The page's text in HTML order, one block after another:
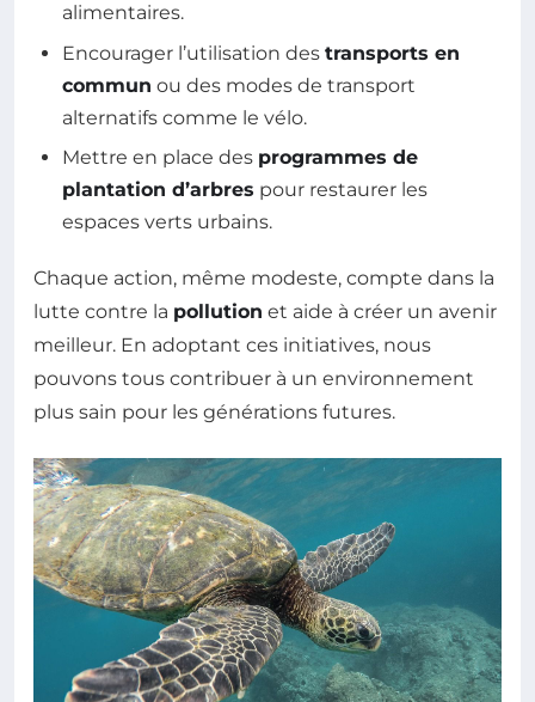
alimentaires.
Encourager l’utilisation des transports en
commun ou des modes de transport
alternatifs comme le vélo.
Mettre en place des programmes de
plantation d’arbres pour restaurer les
espaces verts urbains.
Chaque action, même modeste, compte dans la
lutte contre la pollution et aide à créer un avenir
meilleur. En adoptant ces initiatives, nous
pouvons tous contribuer à un environnement
plus sain pour les générations futures.